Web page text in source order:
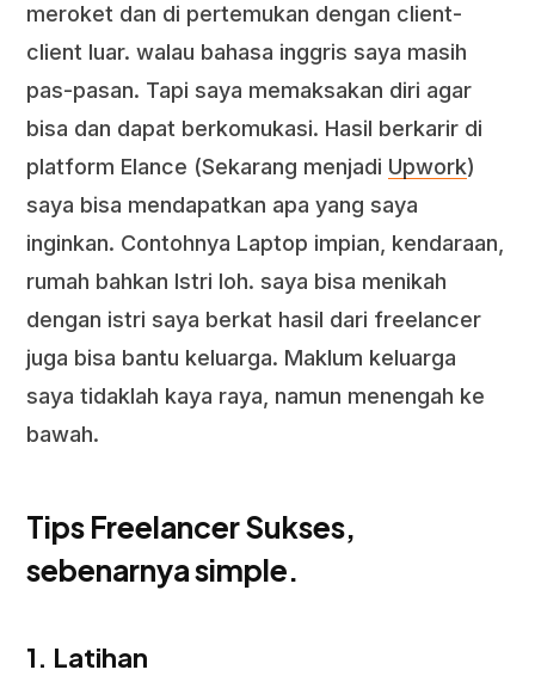
meroket dan di pertemukan dengan client-
client luar. walau bahasa inggris saya masih
pas-pasan. Tapi saya memaksakan diri agar
bisa dan dapat berkomukasi. Hasil berkarir di
platform Elance (Sekarang menjadi Upwork)
saya bisa mendapatkan apa yang saya
inginkan. Contohnya Laptop impian, kendaraan,
rumah bahkan Istri loh. saya bisa menikah
dengan istri saya berkat hasil dari freelancer
juga bisa bantu keluarga. Maklum keluarga
saya tidaklah kaya raya, namun menengah ke
bawah.
Tips Freelancer Sukses,
sebenarnya simple.
1. Latihan